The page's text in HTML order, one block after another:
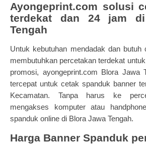
Ayongeprint.com solusi
terdekat dan 24 jam
Tengah
Untuk kebutuhan mendadak dan butuh
membutuhkan percetakan terdekat
promosi, ayongeprint.com Blora Jawa
tercepat untuk cetak spanduk banner
Kecamatan. Tanpa harus ke
mengakses komputer atau
spanduk online di Blora Jawa Tengah.
Harga Banner Spanduk